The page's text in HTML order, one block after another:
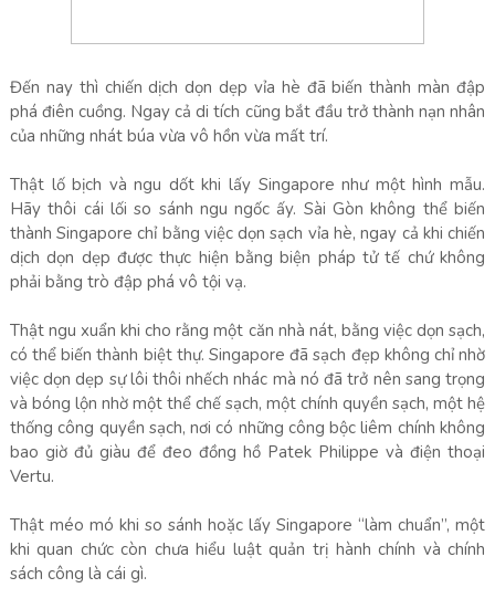
Đến nay thì chiến dịch dọn dẹp vỉa hè đã biến thành màn đập
phá điên cuồng. Ngay cả di tích cũng bắt đầu trở thành nạn nhân
của những nhát búa vừa vô hồn vừa mất trí.
Thật lố bịch và ngu dốt khi lấy Singapore như một hình mẫu.
Hãy thôi cái lối so sánh ngu ngốc ấy. Sài Gòn không thể biến
thành Singapore chỉ bằng việc dọn sạch vỉa hè, ngay cả khi chiến
dịch dọn dẹp được thực hiện bằng biện pháp tử tế chứ không
phải bằng trò đập phá vô tội vạ.
Thật ngu xuẩn khi cho rằng một căn nhà nát, bằng việc dọn sạch,
có thể biến thành biệt thự. Singapore đã sạch đẹp không chỉ nhờ
việc dọn dẹp sự lôi thôi nhếch nhác mà nó đã trở nên sang trọng
và bóng lộn nhờ một thể chế sạch, một chính quyền sạch, một hệ
thống công quyền sạch, nơi có những công bộc liêm chính không
bao giờ đủ giàu để đeo đồng hồ Patek Philippe và điện thoại
Vertu.
Thật méo mó khi so sánh hoặc lấy Singapore “làm chuẩn”, một
khi quan chức còn chưa hiểu luật quản trị hành chính và chính
sách công là cái gì.